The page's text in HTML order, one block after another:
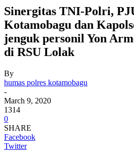
Sinergitas TNI-Polri,
Kotamobagu dan
jenguk personil Yon
di RSU Lolak
By
humas polres kotamobagu
-
March 9, 2020
1314
0
SHARE
Facebook
Twitter